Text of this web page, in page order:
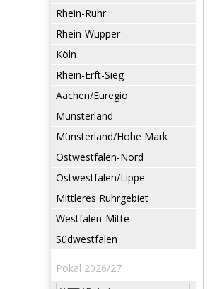
Rhein-Ruhr
Rhein-Wupper
Köln
Rhein-Erft-Sieg
Aachen/Euregio
Münsterland
Münsterland/Hohe Mark
Ostwestfalen-Nord
Ostwestfalen/Lippe
Mittleres Ruhrgebiet
Westfalen-Mitte
Südwestfalen
Pokal 2026/27